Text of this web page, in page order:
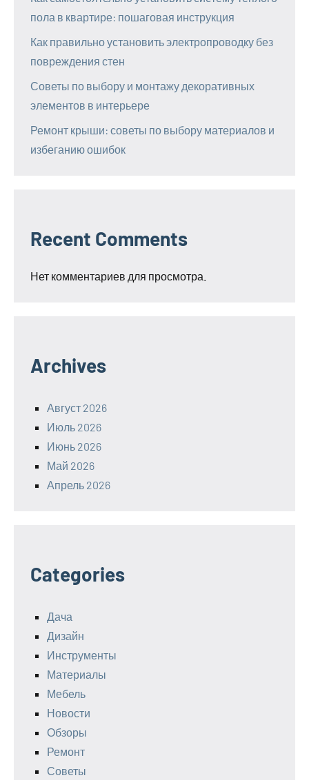
пола в квартире: пошаговая инструкция
Как правильно установить электропроводку без
повреждения стен
Советы по выбору и монтажу декоративных
элементов в интерьере
Ремонт крыши: советы по выбору материалов и
избеганию ошибок
Recent Comments
Нет комментариев для просмотра.
Archives
Август 2026
Июль 2026
Июнь 2026
Май 2026
Апрель 2026
Categories
Дача
Дизайн
Инструменты
Материалы
Мебель
Новости
Обзоры
Ремонт
Советы